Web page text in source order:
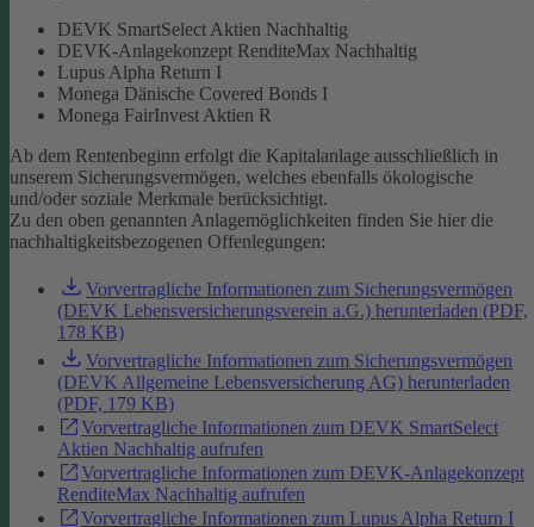
DEVK SmartSelect Aktien Nachhaltig
DEVK-Anlagekonzept RenditeMax Nachhaltig
Lupus Alpha Return I
Monega Dänische Covered Bonds I
Monega FairInvest Aktien R
Ab dem Rentenbeginn erfolgt die Kapitalanlage ausschließlich in
unserem Sicherungsvermögen, welches ebenfalls ökologische
und/oder soziale Merkmale berücksichtigt.
Zu den oben genannten Anlagemöglichkeiten finden Sie hier die
nachhaltigkeitsbezogenen Offenlegungen:
Vorvertragliche Informationen zum Sicherungsvermögen
(DEVK Lebensversicherungsverein a.G.) herunterladen (PDF,
178 KB)
Vorvertragliche Informationen zum Sicherungsvermögen
(DEVK Allgemeine Lebensversicherung AG) herunterladen
(PDF, 179 KB)
Vorvertragliche Informationen zum DEVK SmartSelect
Aktien Nachhaltig aufrufen
Vorvertragliche Informationen zum DEVK-Anlagekonzept
RenditeMax Nachhaltig aufrufen
Vorvertragliche Informationen zum Lupus Alpha Return I